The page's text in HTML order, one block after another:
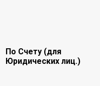
По Счету (для
Юридических лиц.)